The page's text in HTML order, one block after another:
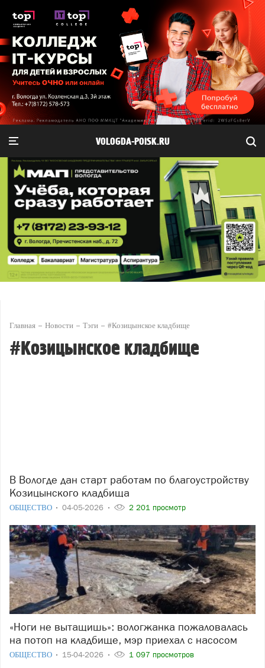
VOLOGDA-POISK.RU
Главная Новости Тэги #Козицынское кладбище
#Козицынское кладбище
В Вологде дан старт работам по благоустройству
Козицынского кладбища
ОБЩЕСТВО 04-05-2026 2 201 просмотр
«Ноги не вытащишь»: вологжанка пожаловалась
на потоп на кладбище, мэр приехал с насосом
ОБЩЕСТВО 15-04-2026 1 097 просмотров